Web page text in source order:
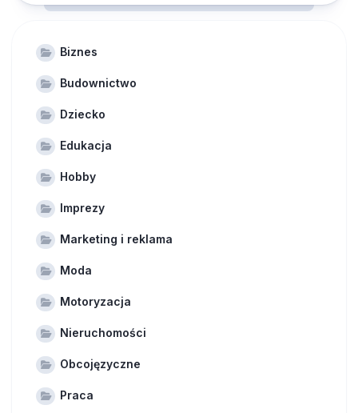
Biznes
Budownictwo
Dziecko
Edukacja
Hobby
Imprezy
Marketing i reklama
Moda
Motoryzacja
Nieruchomości
Obcojęzyczne
Praca